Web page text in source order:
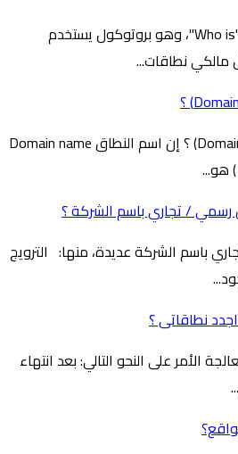
اختصار "WHOIS" يرمز إلى "Who is"، وهو بروتوكول يستخدم
نطاقات...
ما هو النطاق ( الدومين - Domain) ؟ إن اسم النطاق Domain name
/ تجاري باسم الشركة ؟
باسم الشركة عديدة، منها: الترويج
نطاقاتى ؟
الأمر على النحو التالي: بعد انتهاء